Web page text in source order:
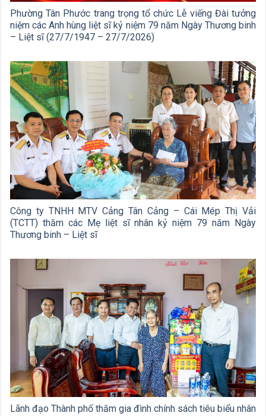
Phường Tân Phước trang trọng tổ chức Lễ viếng Đài tưởng
niệm các Anh hùng liệt sĩ kỷ niệm 79 năm Ngày Thương binh
– Liệt sĩ (27/7/1947 – 27/7/2026)
Công ty TNHH MTV Cảng Tân Cảng – Cái Mép Thị Vải
(TCTT) thăm các Mẹ liệt sĩ nhân kỷ niệm 79 năm Ngày
Thương binh – Liệt sĩ
Lãnh đạo Thành phố thăm gia đình chính sách tiêu biểu nhân